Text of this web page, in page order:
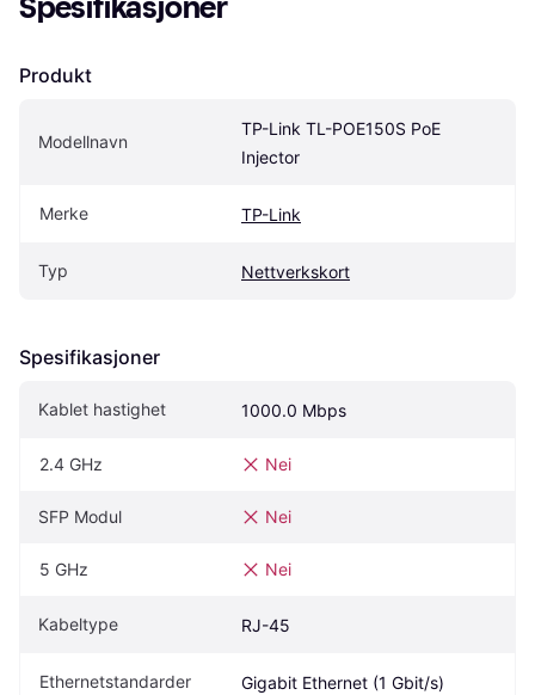
Spesifikasjoner
Produkt
Modellnavn
TP-Link TL-POE150S PoE
Injector
Merke TP-Link
Typ Nettverkskort
Spesifikasjoner
Kablet hastighet 1000.0 Mbps
2.4 GHz Nei
SFP Modul Nei
5 GHz Nei
Kabeltype RJ-45
Ethernetstandarder Gigabit Ethernet (1 Gbit/s)